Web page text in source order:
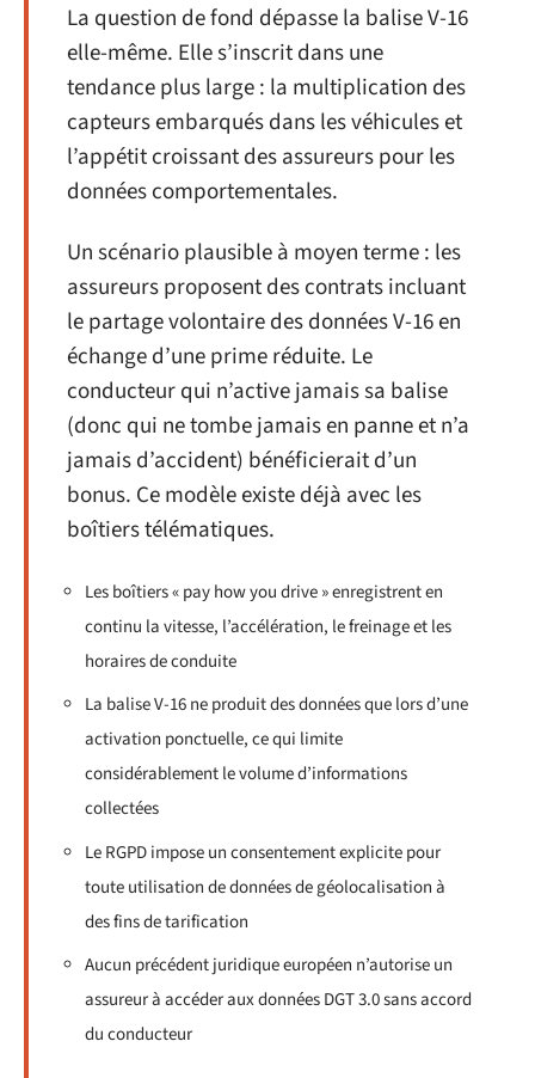
La question de fond dépasse la balise V-16
elle-même. Elle s’inscrit dans une
tendance plus large : la multiplication des
capteurs embarqués dans les véhicules et
l’appétit croissant des assureurs pour les
données comportementales.
Un scénario plausible à moyen terme : les
assureurs proposent des contrats incluant
le partage volontaire des données V-16 en
échange d’une prime réduite. Le
conducteur qui n’active jamais sa balise
(donc qui ne tombe jamais en panne et n’a
jamais d’accident) bénéficierait d’un
bonus. Ce modèle existe déjà avec les
boîtiers télématiques.
Les boîtiers « pay how you drive » enregistrent en
continu la vitesse, l’accélération, le freinage et les
horaires de conduite
La balise V-16 ne produit des données que lors d’une
activation ponctuelle, ce qui limite
considérablement le volume d’informations
collectées
Le RGPD impose un consentement explicite pour
toute utilisation de données de géolocalisation à
des fins de tarification
Aucun précédent juridique européen n’autorise un
assureur à accéder aux données DGT 3.0 sans accord
du conducteur